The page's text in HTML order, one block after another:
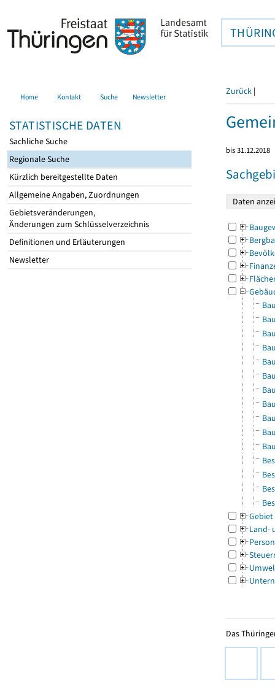
Home Kontakt Suche Newsletter
STATISTISCHE DATEN
Sachliche Suche
Regionale Suche
Kürzlich bereitgestellte Daten
Allgemeine Angaben, Zuordnungen
Gebietsveränderungen,
Änderungen zum Schlüsselverzeichnis
Definitionen und Erläuterungen
Newsletter
Zurück |
bis 31.12.2018
Gebiet
Land-
Das